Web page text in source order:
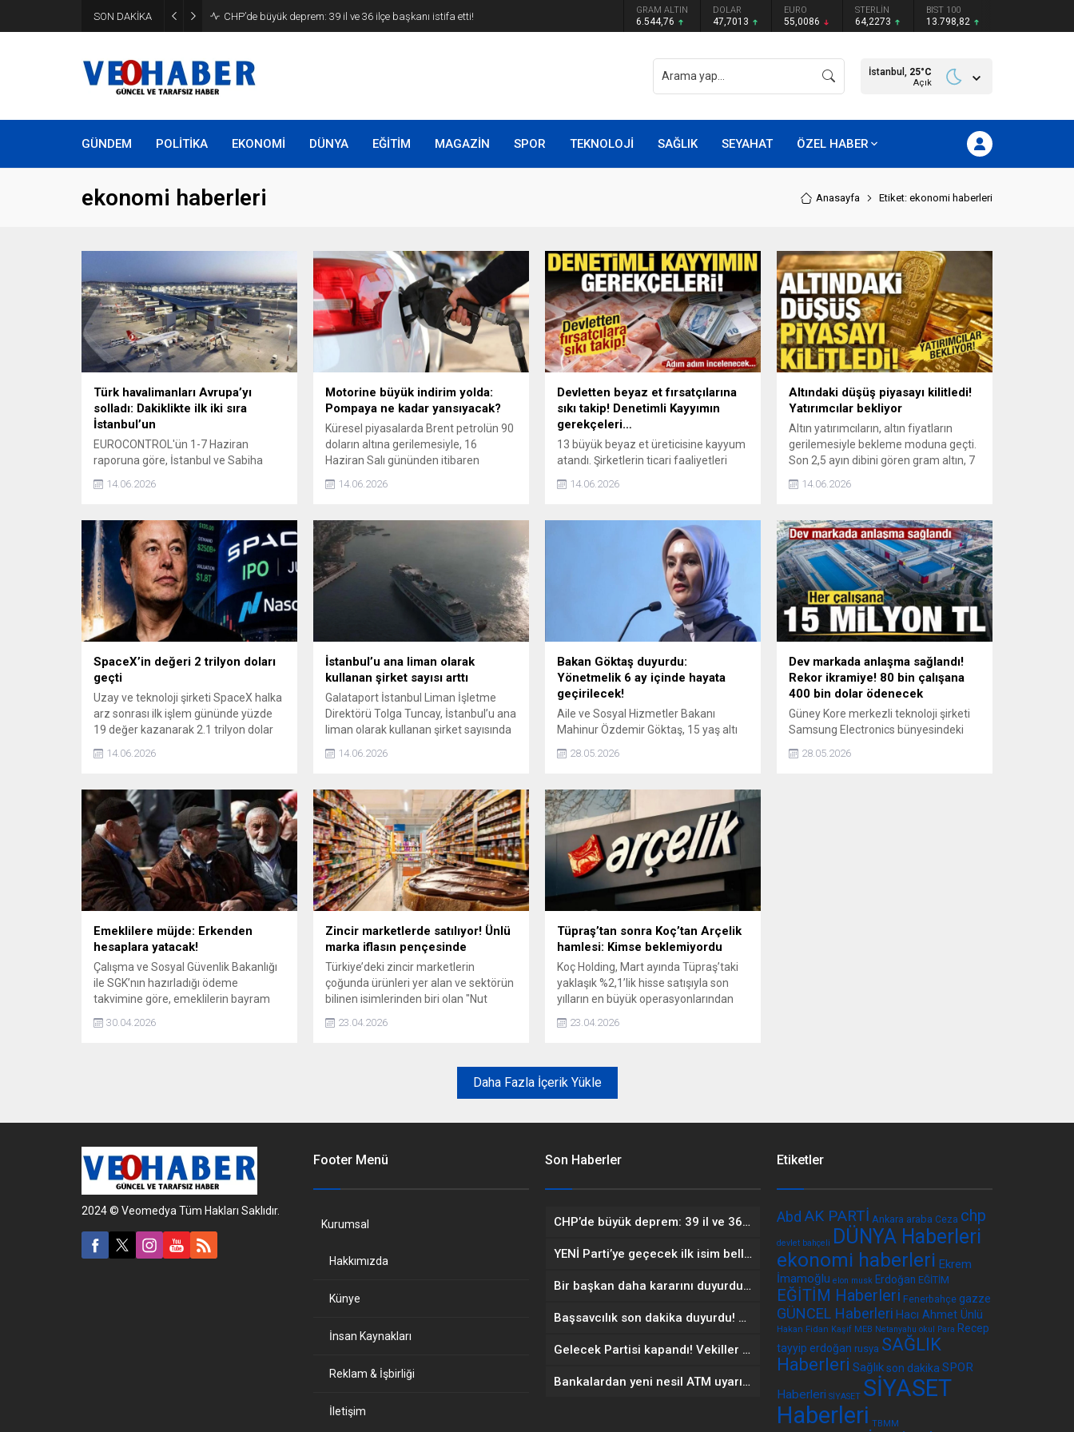
SON DAKİKA
YENİ Parti’ye geçecek ilk isim belli oldu: Mamak Belediye Başkanı CHP’den istifa
etti
GRAM ALTIN
6.544,76
DOLAR
47,7013
EURO
55,0086
STERLİN
64,2273
BIST 100
13.798,82
İstanbul, 25°C
Açık
GÜNDEM POLİTİKA EKONOMİ DÜNYA EĞİTİM MAGAZİN SPOR TEKNOLOJİ SAĞLIK SEYAHAT ÖZEL HABER
ekonomi haberleri Anasayfa Etiket: ekonomi haberleri
Türk havalimanları Avrupa’yı
solladı: Dakiklikte ilk iki sıra
İstanbul’un
EUROCONTROL'ün 1-7 Haziran
raporuna göre, İstanbul ve Sabiha
kalkış performansıyla Avrupa'da ilk iki
altıncı sırada yer alarak Türkiye'nin
başarısını perçinledi.
14.06.2026
Motorine büyük indirim yolda:
Pompaya ne kadar yansıyacak?
Küresel piyasalarda Brent petrolün 90
doların altına gerilemesiyle, 16
Haziran Salı gününden itibaren
geliyor. İndirim sonrası motorinin
düşecek.
14.06.2026
Devletten beyaz et fırsatçılarına
sıkı takip! Denetimli Kayyımın
gerekçeleri…
13 büyük beyaz et üreticisine kayyum
atandı. Şirketlerin ticari faaliyetleri
fiyat artışlarını ve kartelleşmeyi
satış süreçlerini devlet adına yakından
14.06.2026
Altındaki düşüş piyasayı kilitledi!
Yatırımcılar bekliyor
Altın yatırımcıların, altın fiyatların
gerilemesiyle bekleme moduna geçti.
Son 2,5 ayın dibini gören gram altın, 7
yüzde 20 değer kaybetti.
14.06.2026
SpaceX’in değeri 2 trilyon doları
geçti
Uzay ve teknoloji şirketi SpaceX halka
arz sonrası ilk işlem gününde yüzde
19 değer kazanarak 2.1 trilyon dolar
14.06.2026
İstanbul’u ana liman olarak
kullanan şirket sayısı arttı
Galataport İstanbul Liman İşletme
Direktörü Tolga Tuncay, İstanbul’u ana
liman olarak kullanan şirket sayısında
olduğunu söyledi.
14.06.2026
Bakan Göktaş duyurdu:
Yönetmelik 6 ay içinde hayata
geçirilecek!
Aile ve Sosyal Hizmetler Bakanı
Mahinur Özdemir Göktaş, 15 yaş altı
yönelik düzenlemenin
belirlenmesi için bakanlık bünyesinde
bir çalışma grubunun kurulduğunu
açıkladı.
28.05.2026
Dev markada anlaşma sağlandı!
Rekor ikramiye! 80 bin çalışana
400 bin dolar ödenecek
Güney Kore merkezli teknoloji şirketi
Samsung Electronics bünyesindeki
yıllık ikramiye uzlaşı teklifini kabul etti.
28.05.2026
Emeklilere müjde: Erkenden
hesaplara yatacak!
Çalışma ve Sosyal Güvenlik Bakanlığı
ile SGK’nın hazırladığı ödeme
takvimine göre, emeklilerin bayram
önce hesaplara yatacak. Peki bu yıl
30.04.2026
Zincir marketlerde satılıyor! Ünlü
marka iflasın pençesinde
Türkiye’deki zincir marketlerin
çoğunda ürünleri yer alan ve sektörün
bilinen isimlerinden biri olan "Nut
yaşadığı mali darboğaz nedeniyle
23.04.2026
Tüpraş’tan sonra Koç’tan Arçelik
hamlesi: Kimse beklemiyordu
Koç Holding, Mart ayında Tüpraş’taki
yaklaşık %2,1’lik hisse satışıyla son
yılların en büyük operasyonlarından
Arçelik üzerinden yeni bir büyük adım
23.04.2026
Daha Fazla İçerik Yükle
2024 © Veomedya Tüm Hakları Saklıdır.
Footer Menü
Kurumsal
Hakkımızda
Künye
İnsan Kaynakları
Reklam & İşbirliği
İletişim
Son Haberler
CHP’de büyük deprem: 39 il ve 36 ilçe başkanı istifa etti!
YENİ Parti’ye geçecek ilk isim belli oldu: Mamak Belediye Başkanı CHP’den istifa etti
Bir başkan daha kararını duyurdu: CHP’den ayrılmayacağız
Başsavcılık son dakika duyurdu! CHP’de büyük skandal! Vatandaşların tüm verileri çalındı
Gelecek Partisi kapandı! Vekiller hangi partiye katılacak? Sürpriz Davutoğlu iddiası
Bankalardan yeni nesil ATM uyarısı: Bunu yapanın parasına bloke konulacak
Etiketler
Abd AK PARTİ Ankara araba Ceza chp
devlet bahçeli DÜNYA Haberleri
ekonomi haberleri Ekrem
İmamoğlu elon musk Erdoğan EĞİTİM
EĞİTİM Haberleri Fenerbahçe gazze
GÜNCEL Haberleri Hacı Ahmet Ünlü
Hakan Fidan Kaşif MEB Netanyahu okul Para Recep
tayyip erdoğan rusya SAĞLIK
Haberleri Sağlıkson dakika SPOR
Haberleri SİYASET SİYASET
Haberleri TBMM